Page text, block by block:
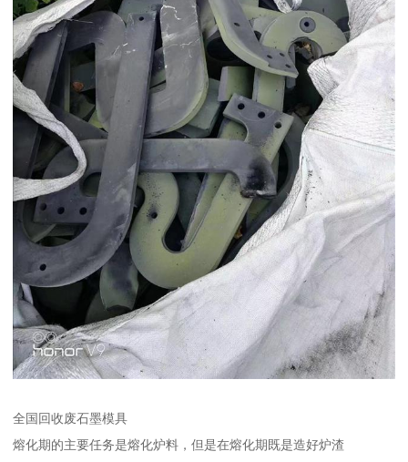
全国回收废石墨模具
熔化期的主要任务是熔化炉料，但是在熔化期既是造好炉渣